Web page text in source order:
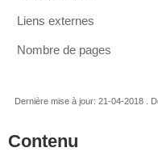
Liens externes
Nombre de pages
Dernière mise à jour: 21-04-2018 .
Contenu